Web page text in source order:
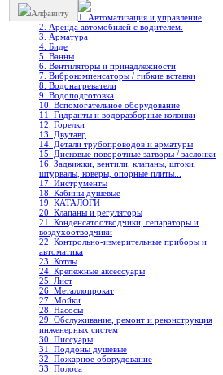
Алфавиту
1. Автоматизация и управление
2. Аренда автомобилей с водителем.
3. Арматура
4. Биде
5. Ванны
6. Вентиляторы и принадлежности
7. Виброкомпенсаторы / гибкие вставки
8. Водонагреватели
9. Водоподготовка
10. Вспомогательное оборудование
11. Гидранты и водоразборные колонки
12. Горелки
13. Двутавр
14. Детали трубопроводов и арматуры
15. Дисковые поворотные затворы / заслонки
16. Задвижки, вентили, клапаны, штоки,
штурвалы, коверы, опорные плиты...
17. Инструменты
18. Кабины душевые
19. КАТАЛОГИ
20. Клапаны и регуляторы
21. Конденсатоотводчики, сепараторы и
воздухоотводчики
22. Контрольно-измерительные приборы и
автоматика
23. Котлы
24. Крепежные аксессуары
25. Лист
26. Металлопрокат
27. Мойки
28. Насосы
29. Обслуживание, ремонт и реконструкция
инженерных систем
30. Писсуары
31. Поддоны душевые
32. Пожарное оборудование
33. Полоса